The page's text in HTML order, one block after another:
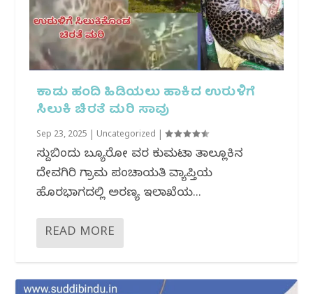
ಕಾಡು ಹಂದಿ ಹಿಡಿಯಲು ಹಾಕಿದ ಉರುಳಿಗೆ
ಸಿಲುಕಿ ಚಿರತೆ ಮರಿ ಸಾವು
Sep 23, 2025 Uncategorized |
ಸುದ್ದಿಬಿಂದು ಬ್ಯೂರೋ ವರದಿ ಕುಮಟಾ ತಾಲ್ಲೂಕಿನ
ದೇವಗಿರಿ ಗ್ರಾಮ ಪಂಚಾಯತಿ ವ್ಯಾಪ್ತಿಯ
ಹೊರಭಾಗದಲ್ಲಿ ಅರಣ್ಯ ಇಲಾಖೆಯ...
READ MORE